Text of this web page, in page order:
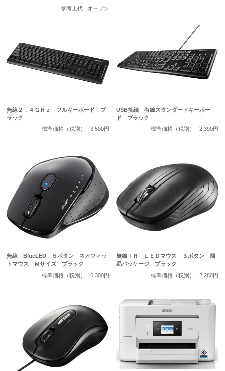
参考上代
オープン
無線２．４ＧＨｚ フルキーボード ブ
ラック
標準価格（税別）
3,500円
USB接続 有線スタンダードキーボー
ド ブラック
標準価格（税別）
2,390円
無線 BlueLED ５ボタン ネオフィッ
トマウス Ｍサイズ ブラック
標準価格（税別）
6,300円
無線ＩＲ ＬＥＤマウス ３ボタン 簡
易パッケージ ブラック
標準価格（税別）
2,280円